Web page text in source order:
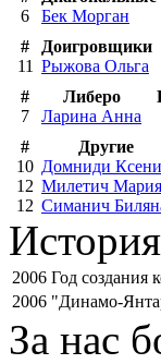
6
Бек Морган
#
Доигровщики
11 Рыжова Ольга
#
Либеро
7
Ларина Анна
#
Другие
10 Домниди
12 Милетич Мария
12 Симанич
2006 Год создания
2006 "Динамо-
За нас